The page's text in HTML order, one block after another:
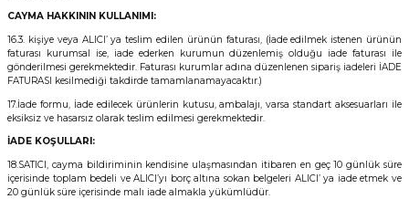
CAYMA HAKKININ KULLANIMI:
16.3. kişiye veya ALICI’ ya teslim edilen ürünün faturası, (İade edilmek istenen ürünün
faturası kurumsal ise, iade ederken kurumun düzenlemiş olduğu iade faturası ile
gönderilmesi gerekmektedir. Faturası kurumlar adına düzenlenen sipariş iadeleri İADE
FATURASI kesilmediği takdirde tamamlanamayacaktır.)
17.İade formu, İade edilecek ürünlerin kutusu, ambalajı, varsa standart aksesuarları ile
eksiksiz ve hasarsız olarak teslim edilmesi gerekmektedir.
İADE KOŞULLARI:
18.SATICI, cayma bildiriminin kendisine ulaşmasından itibaren en geç 10 günlük süre
içerisinde toplam bedeli ve ALICI’yı borç altına sokan belgeleri ALICI’ ya iade etmek ve
20 günlük süre içerisinde malı iade almakla yükümlüdür.